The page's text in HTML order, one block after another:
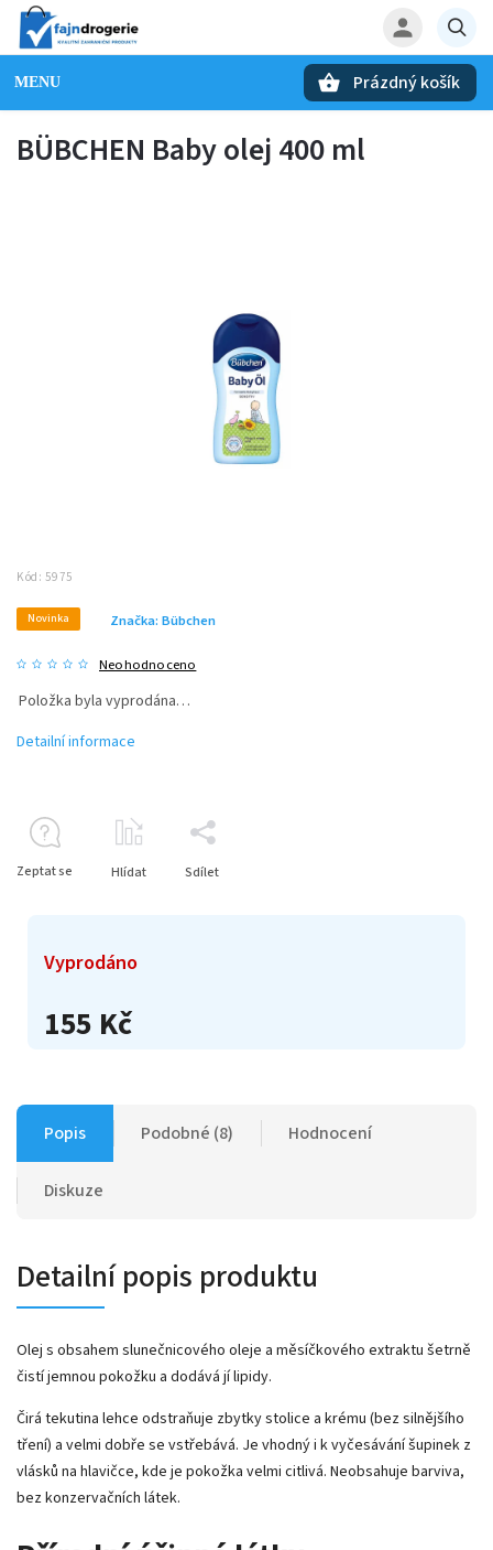
Prázdný košík
BÜBCHEN Baby olej 400 ml
Kód: 5975
Novinka
Neohodnoceno
Značka: Bübchen
155 Kč
Vyprodáno
Položka byla vyprodána…
Detailní informace
Zeptat se Hlídat Sdílet
Popis Podobné (8) Hodnocení
Diskuze
Detailní popis produktu
Olej s obsahem slunečnicového oleje a měsíčkového extraktu šetrně
čistí jemnou pokožku a dodává jí lipidy.
Čirá tekutina lehce odstraňuje zbytky stolice a krému (bez silnějšího
tření) a velmi dobře se vstřebává. Je vhodný i k vyčesávání šupinek z
vlásků na hlavičce, kde je pokožka velmi citlivá. Neobsahuje barviva,
bez konzervačních látek.